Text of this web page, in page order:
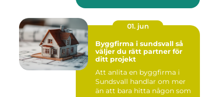
01. jun
Byggfirma i sundsvall så
väljer du rätt partner för
ditt projekt
Att anlita en byggfirma i
Sundsvall handlar om mer
än att bara hitta någon som